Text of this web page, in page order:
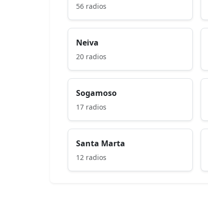
56 radios
Neiva
20 radios
Sogamoso
17 radios
Santa Marta
12 radios